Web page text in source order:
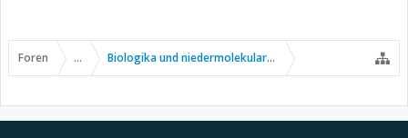
Foren ... Biologika und niedermolekulare Wirkstoffe